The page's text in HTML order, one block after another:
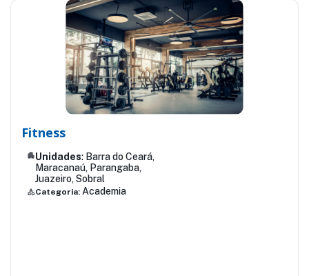
Fitness
apartmentUnidades: Barra do Ceará,
Maracanaú, Parangaba,
Juazeiro, Sobral
categoryCategoria: Academia